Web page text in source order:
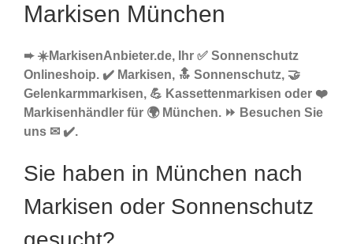
Markisen München
➨ ☀️MarkisenAnbieter.de, Ihr ✅ Sonnenschutz
Onlineshoip. ✔️ Markisen, 🔝 Sonnenschutz, 🤝
Gelenkarmmarkisen, 💪 Kassettenmarkisen oder ❤️
Markisenhändler für 🌍 München. ⏩ Besuchen Sie
uns ✉ ✔️.
Sie haben in München nach
Markisen oder Sonnenschutz